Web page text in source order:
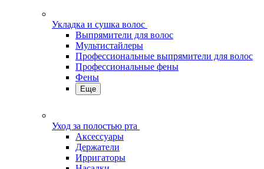
Укладка и сушка волос
Выпрямители для волос
Мультистайлеры
Профессиональные выпрямители для волос
Профессиональные фены
Фены
Еще
Уход за полостью рта
Аксессуары
Держатели
Ирригаторы